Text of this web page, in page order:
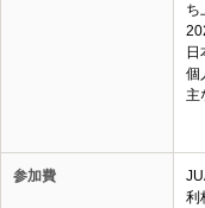
ち
個
主
参加費
利